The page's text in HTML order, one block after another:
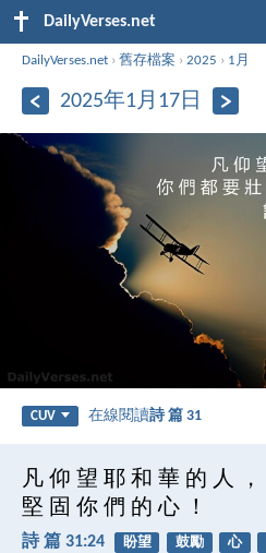
DailyVerses.net
DailyVerses.net ›舊存檔案 ›2025 › 1月
2025年1月17日
CUV 在線閱讀詩 篇 31
凡 仰 望 耶 和 華 的 人 ，
堅 固 你 們 的 心 ！
詩 篇 31:24 盼望 鼓勵 心